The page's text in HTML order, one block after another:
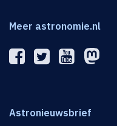
Meer astronomie.nl
Astronieuwsbrief